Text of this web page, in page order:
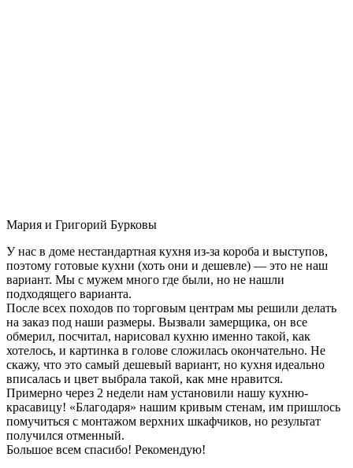
Мария и Григорий Бурковы
У нас в доме нестандартная кухня из-за короба и выступов,
поэтому готовые кухни (хоть они и дешевле) — это не наш
вариант. Мы с мужем много где были, но не нашли
подходящего варианта.
После всех походов по торговым центрам мы решили делать
на заказ под наши размеры. Вызвали замерщика, он все
обмерил, посчитал, нарисовал кухню именно такой, как
хотелось, и картинка в голове сложилась окончательно. Не
скажу, что это самый дешевый вариант, но кухня идеально
вписалась и цвет выбрала такой, как мне нравится.
Примерно через 2 недели нам установили нашу кухню-
красавицу! «Благодаря» нашим кривым стенам, им пришлось
помучиться с монтажом верхних шкафчиков, но результат
получился отменный.
Большое всем спасибо! Рекомендую!